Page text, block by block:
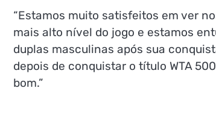
“Estamos muito satisfeitos em ver
mais alto nível do jogo e estamos
duplas masculinas após sua
depois de conquistar o título WTA
bom.”